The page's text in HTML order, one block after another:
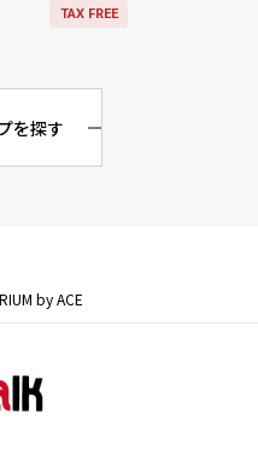
TAX FREE
を探す
by ACE